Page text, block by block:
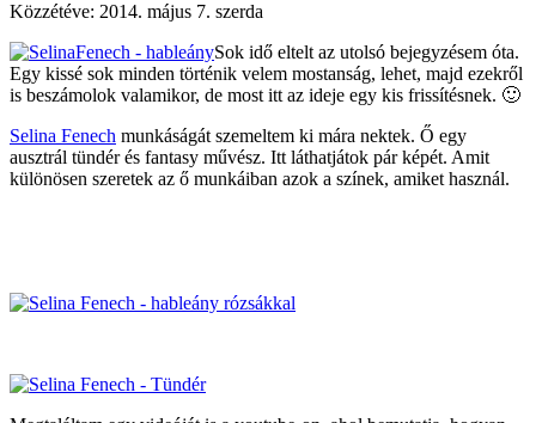
Közzétéve: 2014. május 7. szerda
Sok idő eltelt az utolsó bejegyzésem óta.
Egy kissé sok minden történik velem mostanság, lehet, majd ezekről
is beszámolok valamikor, de most itt az ideje egy kis frissítésnek. 🙂
Selina Fenech munkáságát szemeltem ki mára nektek. Ő egy
ausztrál tündér és fantasy művész. Itt láthatjátok pár képét. Amit
különösen szeretek az ő munkáiban azok a színek, amiket használ.